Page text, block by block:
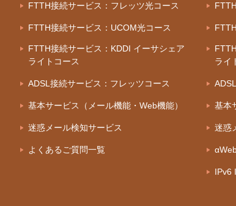
FTTH接続サービス：フレッツ光コース
FTTH接続サービス：UCOM光コース
FTTH接続サービス：KDDI イーサシェア
ライトコース
ADSL接続サービス：フレッツコース
基本サービス（メール機能・Web機能）
迷惑メール検知サービス
よくあるご質問一覧
ライ
基本
迷惑
IPv6